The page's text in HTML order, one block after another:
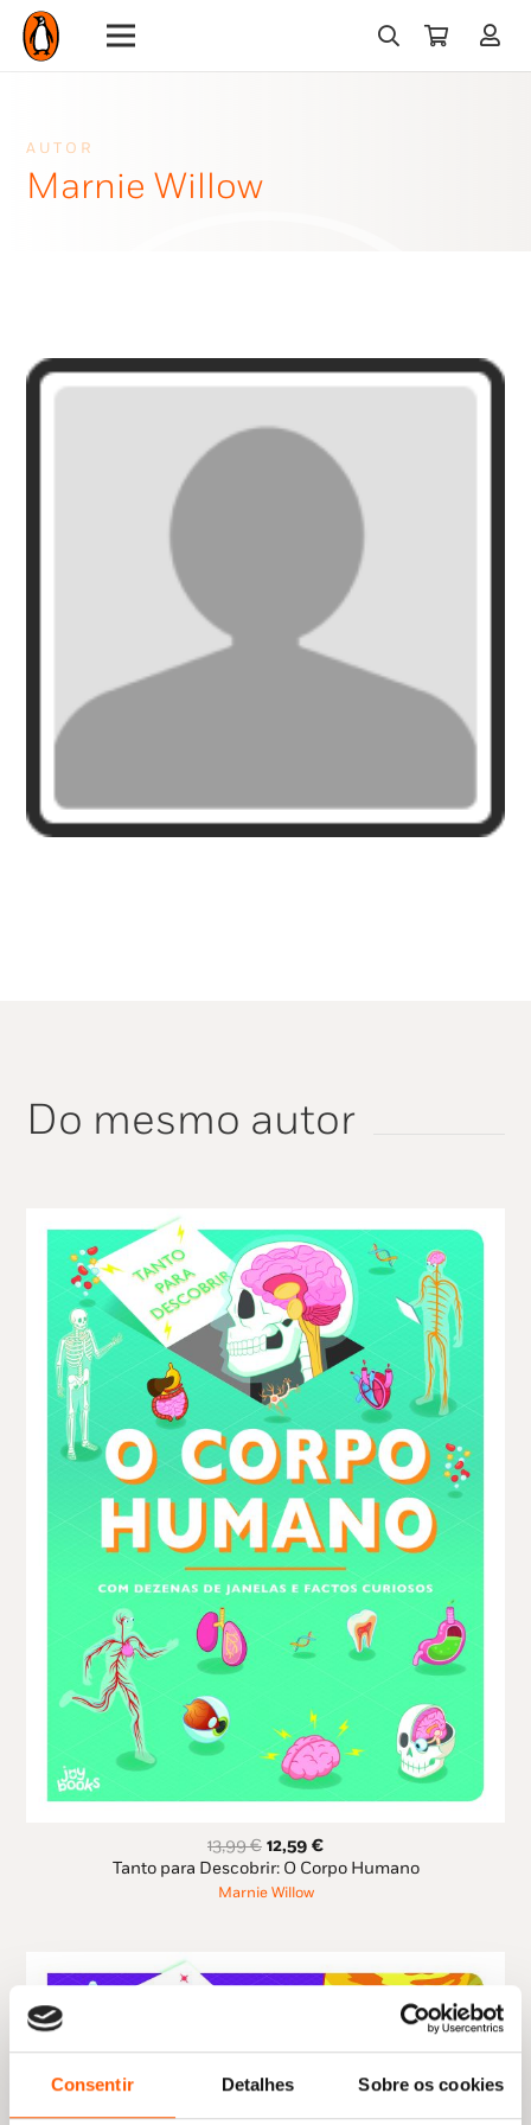
Consentir Detalhes Sobre os cookies
AUTOR
Marnie Willow
Do mesmo autor
13,99€ O
preço
original
12,59 €O
preço
Tanto para Descobrir: O Corpo Humano
Marnie Willow